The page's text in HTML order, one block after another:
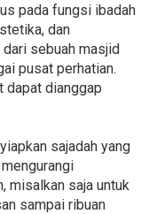
pada fungsi ibadah
dan
dari sebuah masjid
pusat perhatian.
dapat dianggap
sajadah yang
misalkan saja untuk
sampai ribuan